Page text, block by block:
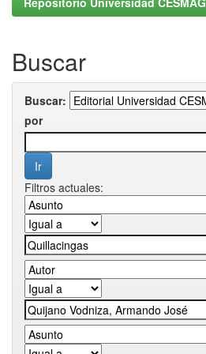
Buscar
Buscar:
por
Filtros actuales: